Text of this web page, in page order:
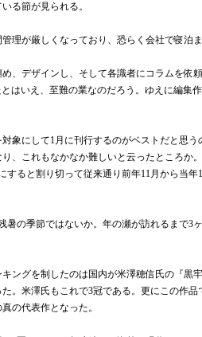
る節が見られる。
理が厳しくなっており、恐らく会社で寝泊
、デザインし、そして各識者にコラムを依
はいえ、至難の業なのだろう。ゆえに編集
象にして1月に刊行するのがベストだと思
、これもなかなか難しいと云ったところか。
すると割り切って従来通り前年11月から当年
暑の季節ではないか。年の瀬が訪れるまで3
ングを制したのは国内が米澤穂信氏の『黒
。米澤氏もこれで3冠である。更にこの作
の代表作となった。